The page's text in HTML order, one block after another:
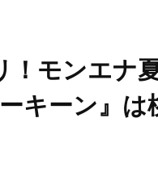
！モンエナ
キーン』は